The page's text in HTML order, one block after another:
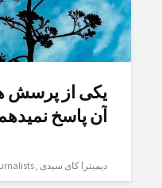
یکی از پرسش
آن پاسخ
دیمیترا کای سیدی